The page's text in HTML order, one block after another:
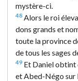
mystère-ci.
48 Alors le roi
dons grands et
toute la province
de tous les sages
49 Et Daniel obtint
et Abed-Négo sur